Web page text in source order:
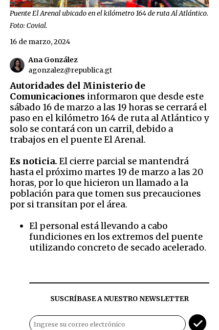
Puente El Arenal ubicado en el kilómetro 164 de ruta Al Atlántico.
Foto: Covial.
Ana González
agonzalez@republica.gt
16 de marzo, 2024
Autoridades del Ministerio de
Comunicaciones informaron que desde este
sábado 16 de marzo a las 19 horas se cerrará el
paso en el kilómetro 164 de ruta al Atlántico y
solo se contará con un carril, debido a
trabajos en el puente El Arenal.
Es noticia. El cierre parcial se mantendrá
hasta el próximo martes 19 de marzo a las 20
horas, por lo que hicieron un llamado a la
población para que tomen sus precauciones
por si transitan por el área.
El personal está llevando a cabo
fundiciones en los extremos del puente
utilizando concreto de secado acelerado.
SUSCRÍBASE A NUESTRO NEWSLETTER